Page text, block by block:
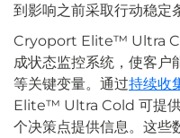
到影响之前采取行动稳定
Cryoport Elite™ Ultra
成状态监控系统，使客户
等关键变量。通过持续收
Elite™ Ultra Cold 可提供
个决策点提供信息。这些